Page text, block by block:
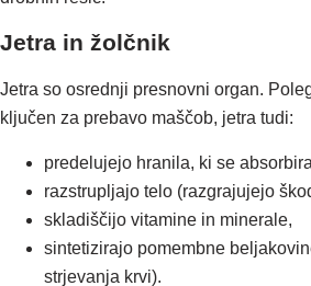
Jetra in žolčnik
Jetra so osrednji presnovni organ.
ključen za prebavo maščob, jetra tudi:
predelujejo hranila, ki se
razstrupljajo telo (razgrajujejo
skladiščijo vitamine in minerale,
sintetizirajo pomembne
strjevanja krvi).